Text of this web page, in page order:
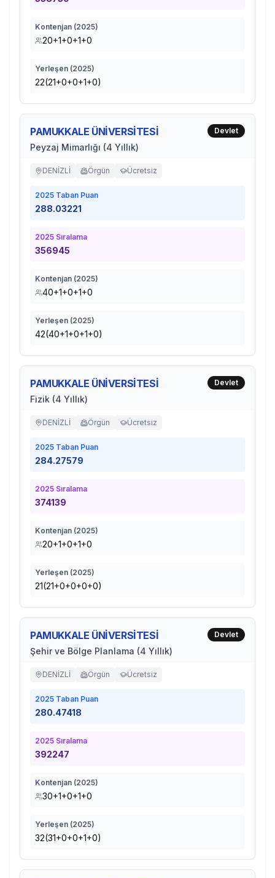
Kontenjan (2025)
20+1+0+1+0
Yerleşen (2025)
22(21+0+0+1+0)
PAMUKKALE ÜNİVERSİTESİ
Peyzaj Mimarlığı (4 Yıllık)
Devlet
DENİZLİ Örgün Ücretsiz
2025 Taban Puan
288.03221
2025 Sıralama
356945
Kontenjan (2025)
40+1+0+1+0
Yerleşen (2025)
42(40+1+0+1+0)
PAMUKKALE ÜNİVERSİTESİ
Fizik (4 Yıllık)
Devlet
DENİZLİ Örgün Ücretsiz
2025 Taban Puan
284.27579
2025 Sıralama
374139
Kontenjan (2025)
20+1+0+1+0
Yerleşen (2025)
21(21+0+0+0+0)
PAMUKKALE ÜNİVERSİTESİ
Şehir ve Bölge Planlama (4 Yıllık)
Devlet
DENİZLİ Örgün Ücretsiz
2025 Taban Puan
280.47418
2025 Sıralama
392247
Kontenjan (2025)
30+1+0+1+0
Yerleşen (2025)
32(31+0+0+1+0)